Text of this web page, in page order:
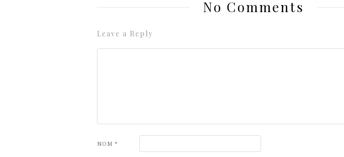
No Comments
Leave a Reply
NOM *